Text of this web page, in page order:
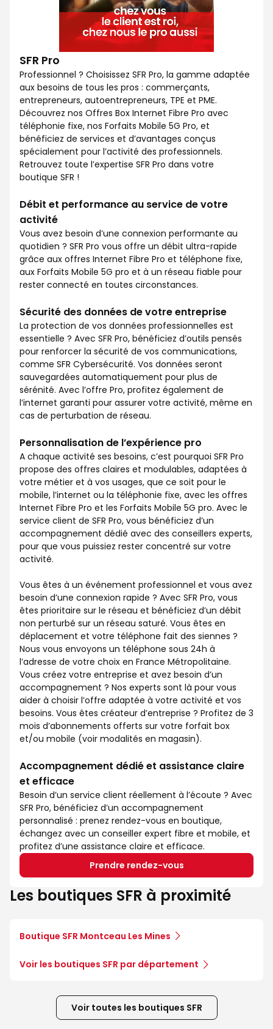
SFR Pro
Professionnel ? Choisissez SFR Pro, la gamme adaptée
aux besoins de tous les pros : commerçants,
entrepreneurs, autoentrepreneurs, TPE et PME.
Découvrez nos Offres Box Internet Fibre Pro avec
téléphonie fixe, nos Forfaits Mobile 5G Pro, et
bénéficiez de services et d’avantages conçus
spécialement pour l’activité des professionnels.
Retrouvez toute l’expertise SFR Pro dans votre
boutique SFR !
Débit et performance au service de votre
activité
Vous avez besoin d’une connexion performante au
quotidien ? SFR Pro vous offre un débit ultra-rapide
grâce aux offres Internet Fibre Pro et téléphone fixe,
aux Forfaits Mobile 5G pro et à un réseau fiable pour
rester connecté en toutes circonstances.
Sécurité des données de votre entreprise
La protection de vos données professionnelles est
essentielle ? Avec SFR Pro, bénéficiez d’outils pensés
pour renforcer la sécurité de vos communications,
comme SFR Cybersécurité. Vos données seront
sauvegardées automatiquement pour plus de
sérénité. Avec l’offre Pro, profitez également de
l’internet garanti pour assurer votre activité, même en
cas de perturbation de réseau.
Personnalisation de l’expérience pro
A chaque activité ses besoins, c’est pourquoi SFR Pro
propose des offres claires et modulables, adaptées à
votre métier et à vos usages, que ce soit pour le
mobile, l’internet ou la téléphonie fixe, avec les offres
Internet Fibre Pro et les Forfaits Mobile 5G pro. Avec le
service client de SFR Pro, vous bénéficiez d’un
accompagnement dédié avec des conseillers experts,
pour que vous puissiez rester concentré sur votre
activité.
Vous êtes à un événement professionnel et vous avez
besoin d’une connexion rapide ? Avec SFR Pro, vous
êtes prioritaire sur le réseau et bénéficiez d’un débit
non perturbé sur un réseau saturé. Vous êtes en
déplacement et votre téléphone fait des siennes ?
Nous vous envoyons un téléphone sous 24h à
l’adresse de votre choix en France Métropolitaine.
Vous créez votre entreprise et avez besoin d’un
accompagnement ? Nos experts sont là pour vous
aider à choisir l’offre adaptée à votre activité et vos
besoins. Vous êtes créateur d’entreprise ? Profitez de 3
mois d’abonnements offerts sur votre forfait box
et/ou mobile (voir modalités en magasin).
Accompagnement dédié et assistance claire
et efficace
Besoin d’un service client réellement à l’écoute ? Avec
SFR Pro, bénéficiez d’un accompagnement
personnalisé : prenez rendez-vous en boutique,
échangez avec un conseiller expert fibre et mobile, et
profitez d’une assistance claire et efficace.
Prendre rendez-vous
Les boutiques SFR à proximité
Boutique SFR Montceau Les Mines
Voir les boutiques SFR par département
Voir toutes les boutiques SFR